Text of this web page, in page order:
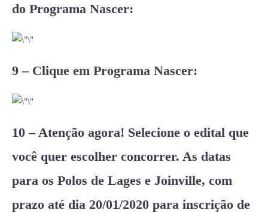
do Programa Nascer:
9 – Clique em Programa Nascer:
10 – Atenção agora! Selecione o edital que
você quer escolher concorrer. As datas
para os Polos de Lages e Joinville, com
prazo até dia 20/01/2020 para inscrição de